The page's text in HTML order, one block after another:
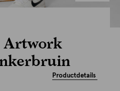
Artwork
Productdetails